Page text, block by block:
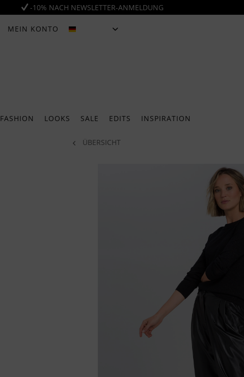
-10% NACH NEWSLETTER-ANMELDUNG
MEIN KONTO
FASHION LOOKS SALE EDITS INSPIRATION
ÜBERSICHT